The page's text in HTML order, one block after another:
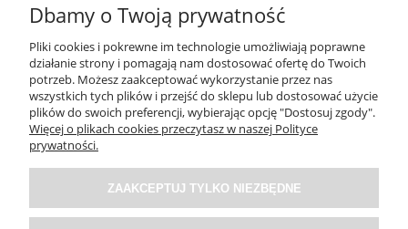
Torebka skórzana serce Heartly Cow Kremowa
Dbamy o Twoją prywatność
Pliki cookies i pokrewne im technologie umożliwiają poprawne
działanie strony i pomagają nam dostosować ofertę do Twoich
potrzeb. Możesz zaakceptować wykorzystanie przez nas
wszystkich tych plików i przejść do sklepu lub dostosować użycie
plików do swoich preferencji, wybierając opcję "Dostosuj zgody".
Więcej o plikach cookies przeczytasz w naszej Polityce
prywatności.
ZAAKCEPTUJ TYLKO NIEZBĘDNE